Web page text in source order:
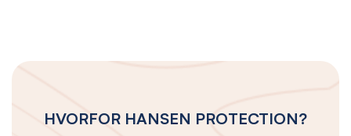
HVORFOR HANSEN PROTECTION?